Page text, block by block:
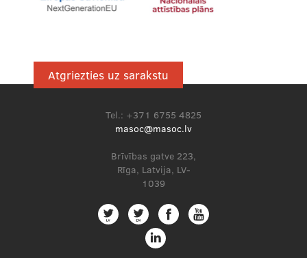
Atgriezties uz sarakstu
Brīvības gatve 223,
Rīga, Latvija, LV-
1039
Tel.: +371 6755 4825
masoc@masoc.lv